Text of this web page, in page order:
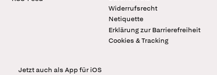
Widerrufsrecht
Netiquette
Erklärung zur Barrierefreiheit
Cookies & Tracking
Jetzt auch als App für iOS